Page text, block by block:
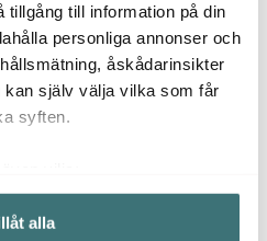
till information på din
personliga annonser och
åskådarinsikter
själv välja vilka som får
syften.
din geografiska plats som
på upp till flera meter
alla
Karl Weis
Te- och rostmackstång
13,5x11x7,5 cm stål
79 kr
Aida
Raw